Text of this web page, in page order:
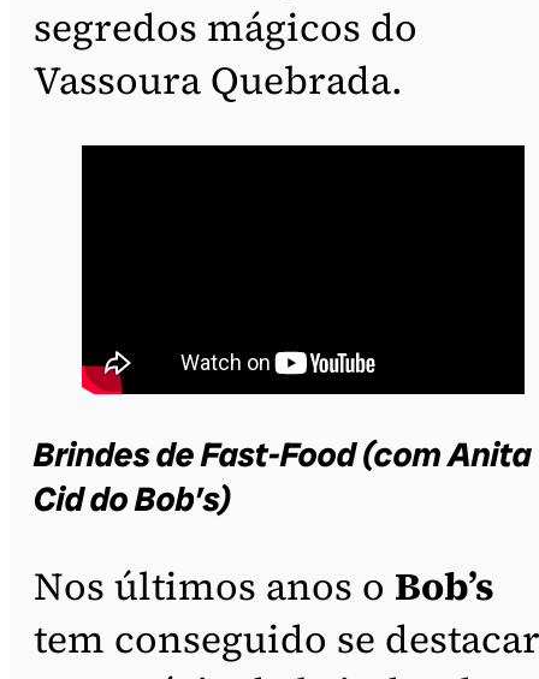
segredos mágicos do
Vassoura Quebrada.
Brindes de Fast-Food (com Anita
Cid do Bob’s)
Nos últimos anos o Bob’s
tem conseguido se destacar